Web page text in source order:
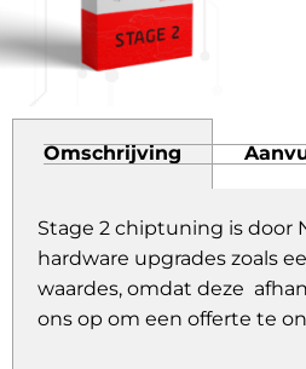
Omschrijving
Stage 2 chiptuning is door
hardware upgrades zoals
waardes, omdat deze
ons op om een offerte te